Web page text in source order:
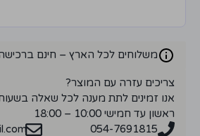
משלוחים לכל הארץ – חינם ברכישה מעל
צריכים עזרה עם המוצר?
אנו זמינים לתת מענה לכל שאלה
ראשון עד חמישי 10:00 – 18:00
054-7691815